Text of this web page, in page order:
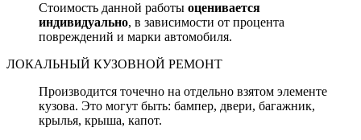
Стоимость данной работы оценивается
индивидуально, в зависимости от процента
повреждений и марки автомобиля.
ЛОКАЛЬНЫЙ КУЗОВНОЙ РЕМОНТ
Производится точечно на отдельно взятом элементе
кузова. Это могут быть: бампер, двери, багажник,
крылья, крыша, капот.